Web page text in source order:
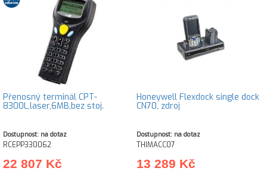
Přenosný terminál CPT-
8300L,laser,6MB,bez stoj.
Dostupnost: na dotaz
RCEPP330062
22 807 Kč
Honeywell Flexdock single dock
CN70, zdroj
Dostupnost: na dotaz
THIMACC07
13 289 Kč